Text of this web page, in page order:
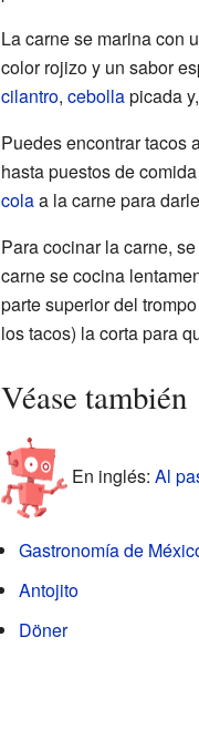
La carne se marina con
color rojizo y un sabor
cilantro, cebollapicada
Puedes encontrar tacos
hasta puestos de
colaa la carne para
Para cocinar la carne,
carne se cocina
parte superior del
los tacos) la corta para
Véase también
En inglés: Al
Gastronomía de
Antojito
Döner